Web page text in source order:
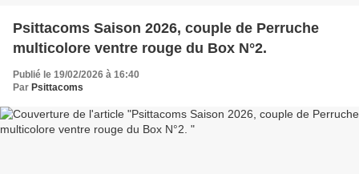
Psittacoms Saison 2026, couple de Perruche
multicolore ventre rouge du Box N°2.
Publié le 19/02/2026 à 16:40
Par Psittacoms